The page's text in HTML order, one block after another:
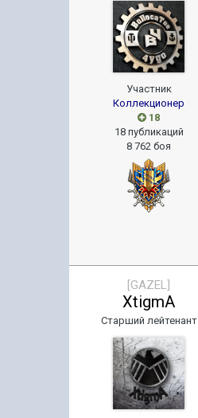
Участник
Коллекционер
18
18 публикаций
8 762 боя
[GAZEL]
XtigmA
Старший лейтенант